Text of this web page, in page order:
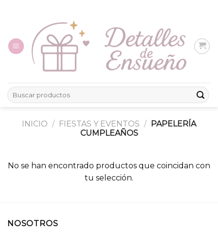
Buscar
por:
INICIO / FIESTAS Y EVENTOS / PAPELERÍA
CUMPLEAÑOS
No se han encontrado productos que coincidan con
tu selección.
NOSOTROS